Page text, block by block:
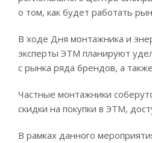
о том, как будет работать
В ходе Дня монтажника и
эксперты ЭТМ планируют
с рынка ряда брендов, а
Частные монтажники
скидки на покупки в ЭТМ,
В рамках данного